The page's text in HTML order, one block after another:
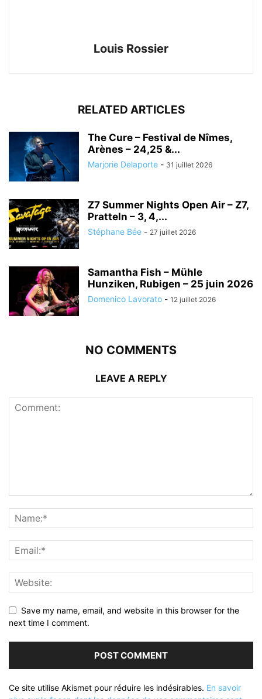
Louis Rossier
RELATED ARTICLES
The Cure – Festival de Nîmes,
Arènes – 24,25 &...
Marjorie Delaporte - 31 juillet 2026
Z7 Summer Nights Open Air – Z7,
Pratteln – 3, 4,...
Stéphane Bée - 27 juillet 2026
Samantha Fish – Mühle
Hunziken, Rubigen – 25 juin 2026
Domenico Lavorato - 12 juillet 2026
NO COMMENTS
LEAVE A REPLY
Save my name, email, and website in this browser for the
next time I comment.
Ce site utilise Akismet pour réduire les indésirables. En savoir